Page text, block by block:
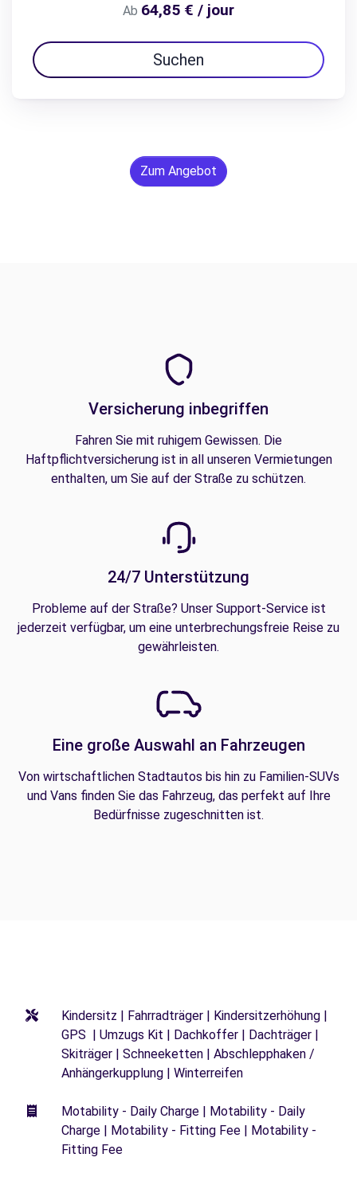
Ab 64,85 € / jour
Suchen
Zum Angebot
Versicherung inbegriffen
Fahren Sie mit ruhigem Gewissen. Die
Haftpflichtversicherung ist in all unseren Vermietungen
enthalten, um Sie auf der Straße zu schützen.
24/7 Unterstützung
Probleme auf der Straße? Unser Support-Service ist
jederzeit verfügbar, um eine unterbrechungsfreie Reise zu
gewährleisten.
Eine große Auswahl an Fahrzeugen
Von wirtschaftlichen Stadtautos bis hin zu Familien-SUVs
und Vans finden Sie das Fahrzeug, das perfekt auf Ihre
Bedürfnisse zugeschnitten ist.
Kindersitz | Fahrradträger | Kindersitzerhöhung |
GPS | Umzugs Kit | Dachkoffer | Dachträger |
Skiträger | Schneeketten | Abschlepphaken /
Anhängerkupplung | Winterreifen
Motability - Daily Charge | Motability - Daily
Charge | Motability - Fitting Fee | Motability -
Fitting Fee